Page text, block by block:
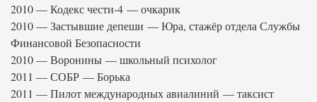
2010 — Кодекс чести-4 — очкарик
2010 — Застывшие депеши — Юра, стажёр отдела Службы
Финансовой Безопасности
2010 — Воронины — школьный психолог
2011 — СОБР — Борька
2011 — Пилот международных авиалиний — таксист